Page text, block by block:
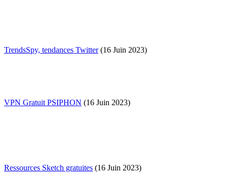
TrendsSpy, tendances Twitter(16 Juin 2023)
VPN Gratuit PSIPHON (16 Juin 2023)
Ressources Sketch gratuites (16 Juin 2023)